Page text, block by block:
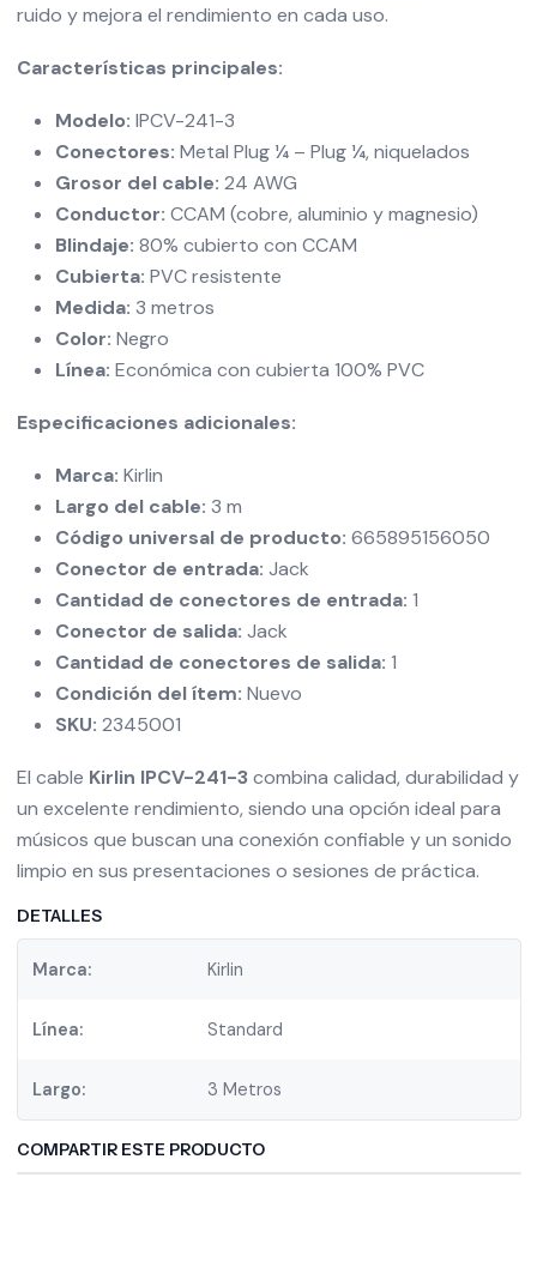
ruido y mejora el rendimiento en cada uso.
Características principales:
Modelo: IPCV-241-3
Conectores: Metal Plug ¼ – Plug ¼, niquelados
Grosor del cable: 24 AWG
Conductor: CCAM (cobre, aluminio y magnesio)
Blindaje: 80% cubierto con CCAM
Cubierta: PVC resistente
Medida: 3 metros
Color: Negro
Línea: Económica con cubierta 100% PVC
Especificaciones adicionales:
Marca: Kirlin
Largo del cable: 3 m
Código universal de producto: 665895156050
Conector de entrada: Jack
Cantidad de conectores de entrada: 1
Conector de salida: Jack
Cantidad de conectores de salida: 1
Condición del ítem: Nuevo
SKU: 2345001
El cable Kirlin IPCV-241-3 combina calidad, durabilidad y
un excelente rendimiento, siendo una opción ideal para
músicos que buscan una conexión confiable y un sonido
limpio en sus presentaciones o sesiones de práctica.
DETALLES
Marca: Kirlin
Línea: Standard
Largo: 3 Metros
COMPARTIR ESTE PRODUCTO